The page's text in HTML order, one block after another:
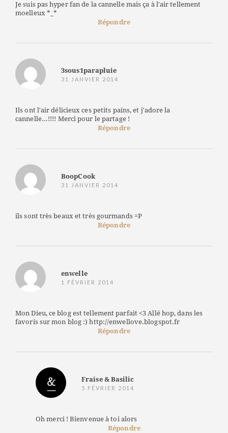
Je suis pas hyper fan de la cannelle mais ça à l'air tellement
moelleux *_*
Répondre
3sous1parapluie
31 JANVIER 2014
Ils ont l'air délicieux ces petits pains, et j'adore la
cannelle...!!!! Merci pour le partage !
Répondre
BoopCook
31 JANVIER 2014
ils sont très beaux et très gourmands =P
Répondre
enwelle
1 FÉVRIER 2014
Mon Dieu, ce blog est tellement parfait <3 Allé hop, dans les
favoris sur mon blog :) http://enwellove.blogspot.fr
Répondre
Fraise & Basilic
5 FÉVRIER 2014
Oh merci ! Bienvenue à toi alors
Répondre